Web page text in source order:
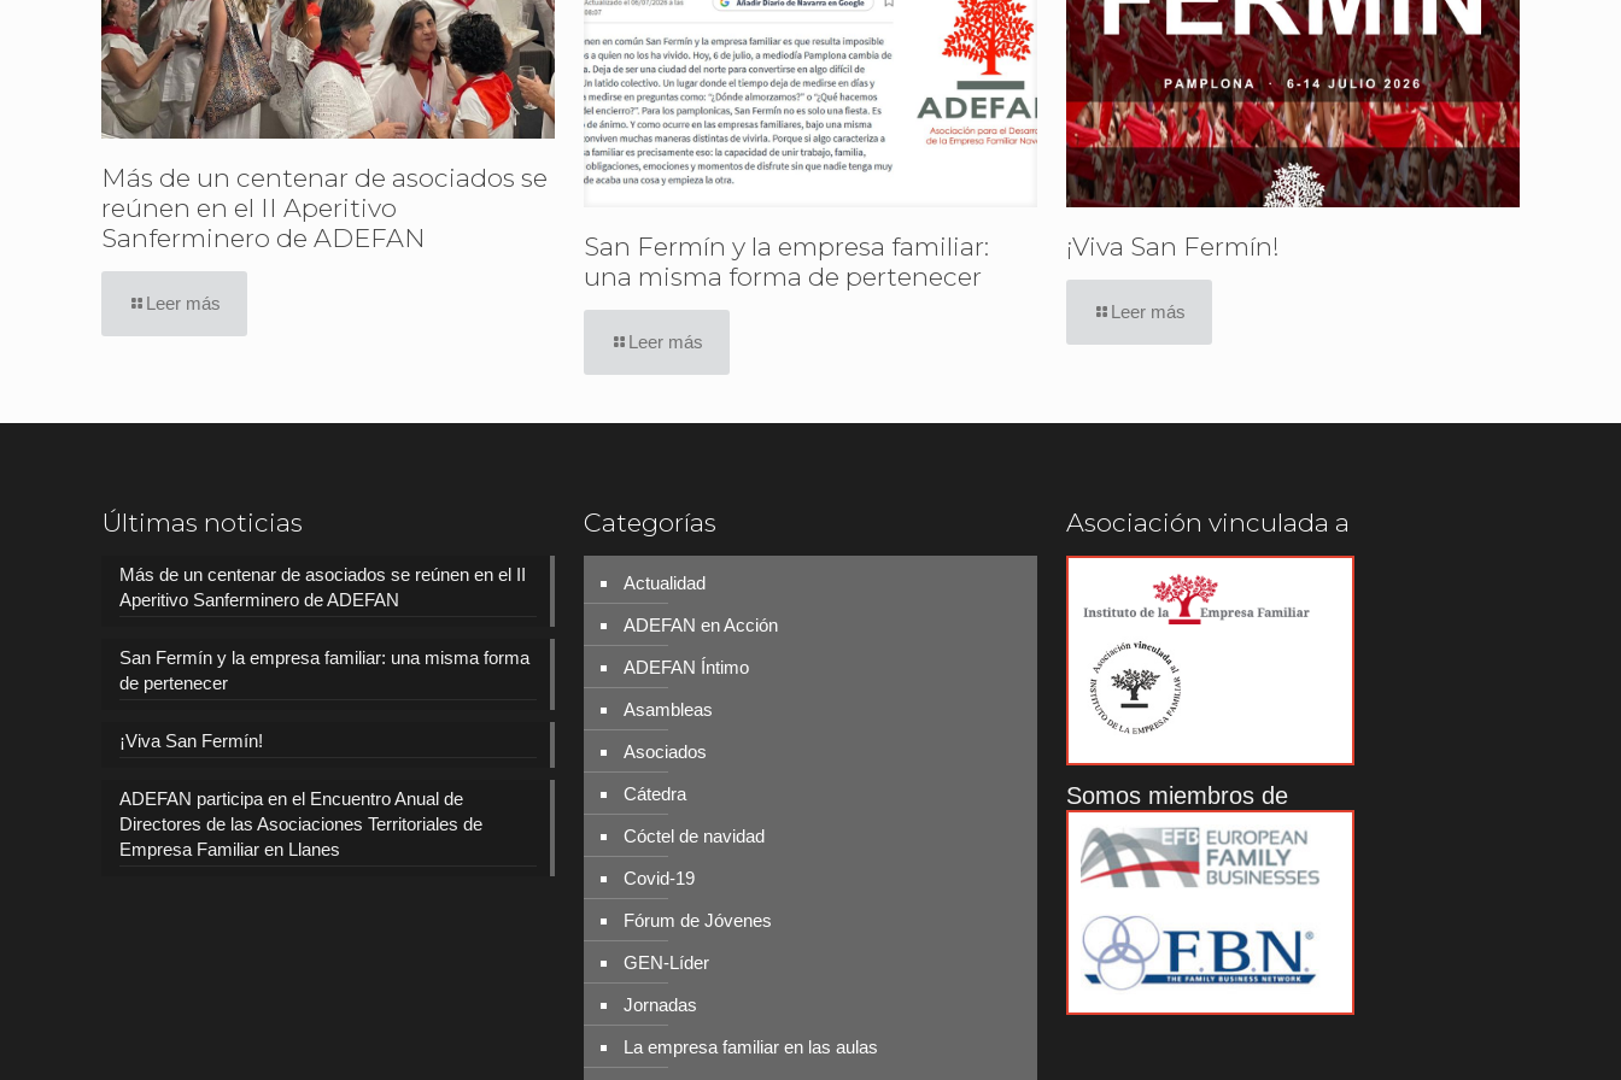
Más de un centenar de asociados se
reúnen en el II Aperitivo
Sanferminero de ADEFAN
Leer más
San Fermín y la empresa familiar:
una misma forma de pertenecer
Leer más
¡Viva San Fermín!
Leer más
Últimas noticias
Más de un centenar de asociados se reúnen en el II
Aperitivo Sanferminero de ADEFAN
San Fermín y la empresa familiar: una misma forma
de pertenecer
¡Viva San Fermín!
ADEFAN participa en el Encuentro Anual de
Directores de las Asociaciones Territoriales de
Empresa Familiar en Llanes
Categorías
Actualidad
ADEFAN en Acción
ADEFAN Íntimo
Asambleas
Asociados
Cátedra
Cóctel de navidad
Covid-19
Fórum de Jóvenes
GEN-Líder
Jornadas
La empresa familiar en las aulas
Asociación vinculada a
Somos miembros de